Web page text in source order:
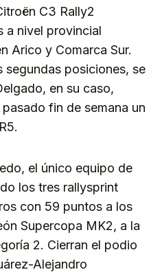
C3 Rally2
a nivel provincial
Arico y Comarca Sur.
segundas posiciones, se
en su caso,
fin de semana un
el único equipo de
los tres rallysprint
con 59 puntos a los
Supercopa MK2, a la
2. Cierran el podio
Alejandro